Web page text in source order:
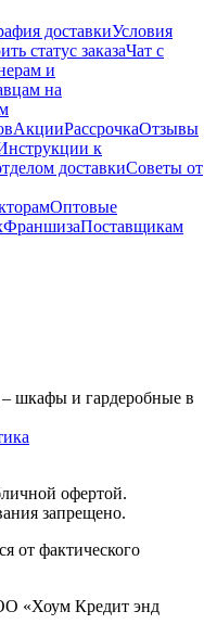
доставкиУсловия
статус заказаЧат с
и
на
АкцииРассрочкаОтзывы
к
доставкиСоветы от
Оптовые
ФраншизаПоставщикам
шкафы и гардеробные в
офертой.
запрещено.
от фактического
«Хоум Кредит энд